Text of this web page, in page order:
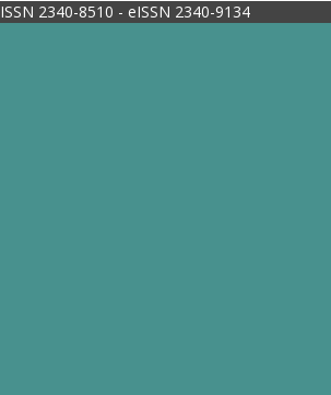
ISSN 2340-8510 - eISSN 2340-9134